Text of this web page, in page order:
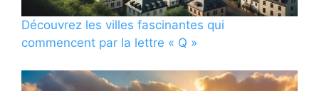
Découvrez les villes fascinantes qui
commencent par la lettre « Q »